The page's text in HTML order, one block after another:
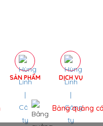
SẢN PHẨM DỊCH VỤ
Bảng quảng